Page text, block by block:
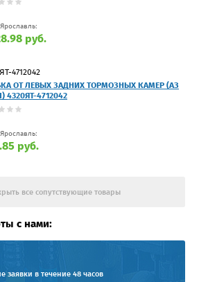
руб.
4712042
ОТ ЛЕВЫХ ЗАДНИХ ТОРМОЗНЫХ КАМЕР (АЗ
4320ЯТ-4712042
руб.
все сопутствующие товары
с нами:
заявки в течение 48 часов